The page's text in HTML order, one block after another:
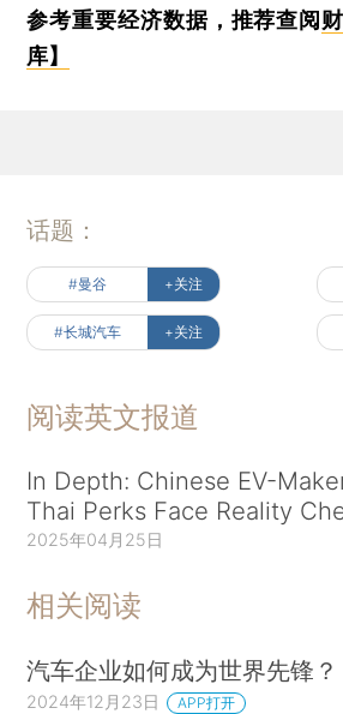
参考重要经济数据，推荐查阅
库】
话题：
#曼谷 +关注
#长城汽车 +关注
阅读英文报道
In Depth: Chinese EV-
Thai Perks Face Reality
2025年04月25日
相关阅读
汽车企业如何成为世界先锋？
2024年12月23日 APP打开